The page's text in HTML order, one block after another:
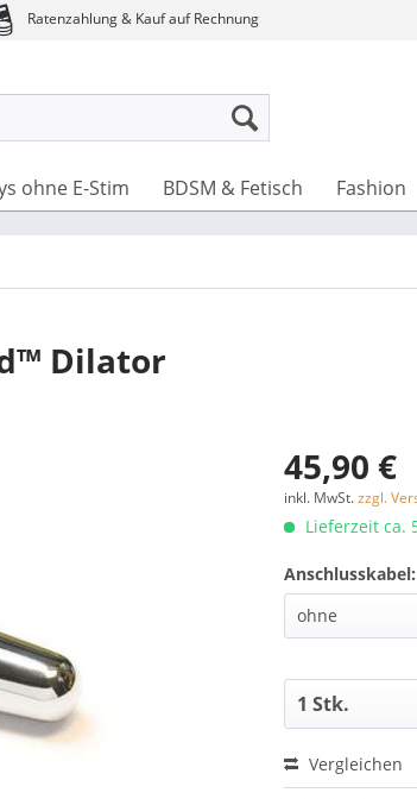
Ratenzahlung & Kauf auf Rechnung
ohne E-Stim BDSM & Fetisch Fashion
Dilator
45,90 €
inkl. MwSt.zzgl.
Lieferzeit ca.
Anschlusskabel:
Vergleichen